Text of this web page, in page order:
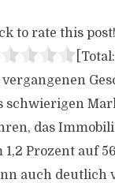
to rate this post!
[Total:
schwierigen
das
1,2 Prozent auf
auch deutlich